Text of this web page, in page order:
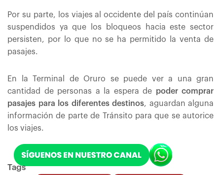
Por su parte, los viajes al occidente del país continúan
suspendidos ya que los bloqueos hacia este sector
persisten, por lo que no se ha permitido la venta de
pasajes.
En la Terminal de Oruro se puede ver a una gran
cantidad de personas a la espera de poder comprar
pasajes para los diferentes destinos, aguardan alguna
información de parte de Tránsito para que se autorice
los viajes.
Tags